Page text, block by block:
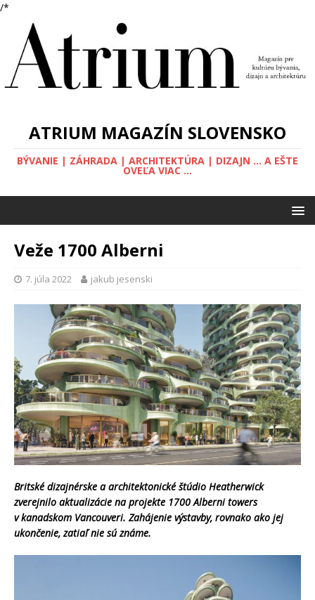
/*
ATRIUM MAGAZÍN SLOVENSKO
BÝVANIE | ZÁHRADA | ARCHITEKTÚRA | DIZAJN ... A EŠTE
OVEĽA VIAC ...
Veže 1700 Alberni
7. júla 2022 jakub jesenski
Britské dizajnérske a architektonické štúdio Heatherwick
zverejnilo aktualizácie na projekte 1700 Alberni towers
v kanadskom Vancouveri. Zahájenie výstavby, rovnako ako jej
ukončenie, zatiaľ nie sú známe.